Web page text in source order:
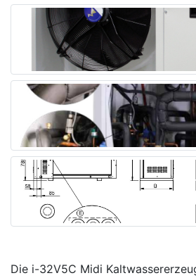
Die i-32V5C Midi